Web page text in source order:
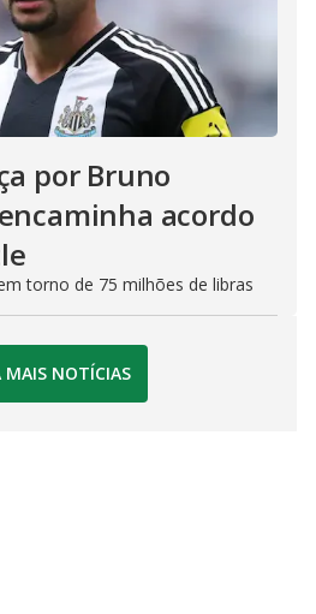
por Bruno
acordo
torno de 75 milhões de libras
MAIS NOTÍCIAS